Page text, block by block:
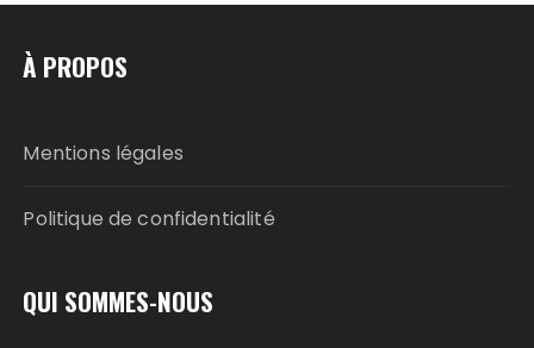
À PROPOS
Mentions légales
Politique de confidentialité
QUI SOMMES-NOUS